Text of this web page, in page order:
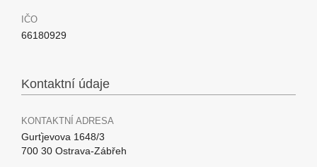
IČO
66180929
Kontaktní údaje
KONTAKTNÍ ADRESA
Gurťjevova 1648/3
700 30 Ostrava-Zábřeh